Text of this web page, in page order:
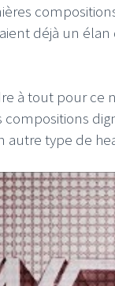
déjà un
à tout pour ce
compositions
autre type de